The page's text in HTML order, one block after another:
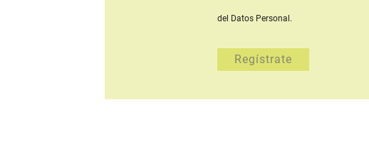
del Datos Personal.